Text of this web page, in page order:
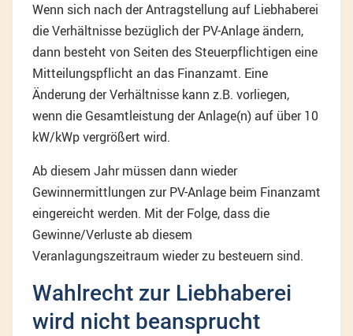
Wenn sich nach der Antragstellung auf Liebhaberei
die Verhältnisse bezüglich der PV-Anlage ändern,
dann besteht von Seiten des Steuerpflichtigen eine
Mitteilungspflicht an das Finanzamt. Eine
Änderung der Verhältnisse kann z.B. vorliegen,
wenn die Gesamtleistung der Anlage(n) auf über 10
kW/kWp vergrößert wird.
Ab diesem Jahr müssen dann wieder
Gewinnermittlungen zur PV-Anlage beim Finanzamt
eingereicht werden. Mit der Folge, dass die
Gewinne/Verluste ab diesem
Veranlagungszeitraum wieder zu besteuern sind.
Wahlrecht zur Liebhaberei
wird nicht beansprucht